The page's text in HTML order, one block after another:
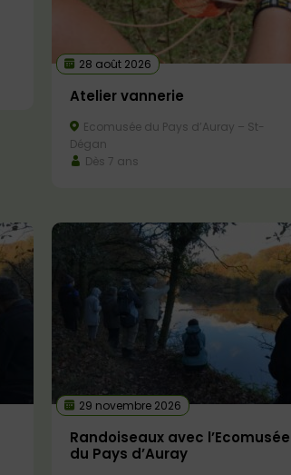
28 août 2026
Atelier vannerie
Ecomusée du Pays d’Auray – St-
Dégan
Dès 7 ans
29 novembre 2026
Randoiseaux avec l’Ecomusée
du Pays d’Auray